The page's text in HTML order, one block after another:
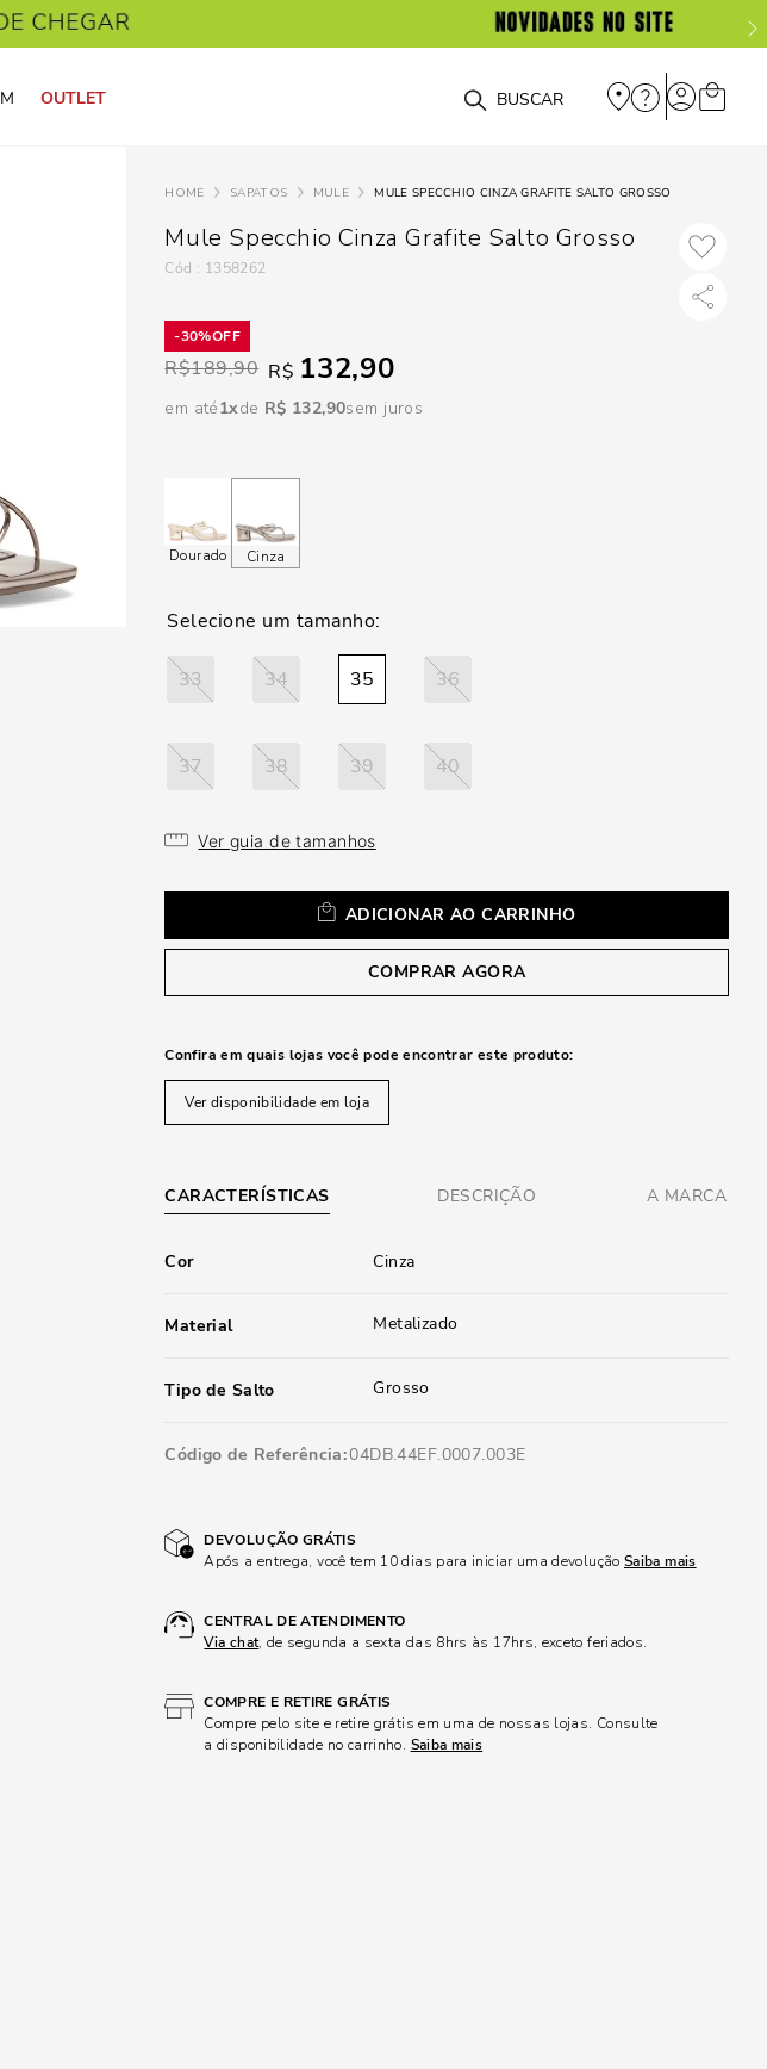
OUTLET O que você está procurando?
SAPATOS MULE MULE SPECCHIO CINZA GRAFITE SALTO GROSSO
Mule Specchio Cinza Grafite Salto Grosso
: 1358262
30%
R$189,90 R$ 132,90
em até1 R$ 132,90sem juros
Dourado Cinza
33 34 35 36
37 38 39 40
Ver guia de tamanhos
ADICIONAR AO CARRINHO
COMPRAR AGORA
Confira em quais lojas você pode encontrar este produto:
Ver disponibilidade em loja
CARACTERÍSTICAS DESCRIÇÃO A MARCA
Cor Cinza
Material Metalizado
Tipo de Salto Grosso
Código de Referência 04DB.44EF.0007.003E
DEVOLUÇÃO GRÁTIS
Após a entrega, você tem 10 dias para iniciar uma devolução Saiba mais
CENTRAL DE ATENDIMENTO
Via chat, de segunda a sexta das 8hrs às 17hrs, exceto feriados.
COMPRE E RETIRE GRÁTIS
Compre pelo site e retire grátis em uma de nossas lojas. Consulte
a disponibilidade no carrinho. Saiba mais